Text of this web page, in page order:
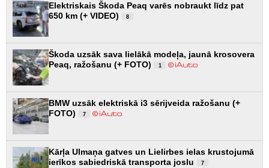
Elektriskais Škoda Peaq varēs nobraukt līdz pat
650 km (+ VIDEO)
8
Škoda uzsāk sava lielākā modeļa, jaunā krosovera
Peaq, ražošanu (+ FOTO)
1
BMW uzsāk elektriskā i3 sērijveida ražošanu (+
FOTO)
7
Kārļa Ulmaņa gatves un Lielirbes ielas krustojumā
ierīkos sabiedriskā transporta joslu
7